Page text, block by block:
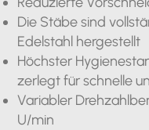
Die Stäbe sind
Edelstahl hergestellt
Höchster
zerlegt für schnelle
Variabler
U/min